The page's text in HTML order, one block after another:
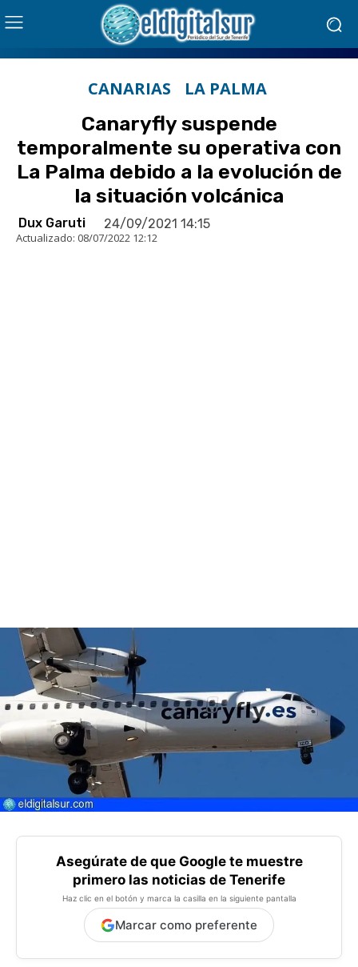
CANARIAS LA PALMA
Canaryfly suspende
temporalmente su operativa con
La Palma debido a la evolución de
la situación volcánica
Dux Garuti 24/09/2021 14:15
Actualizado: 08/07/2022 12:12
Asegúrate de que Google te muestre
primero las noticias de Tenerife
Haz clic en el botón y marca la casilla en la siguiente pantalla
Marcar como preferente